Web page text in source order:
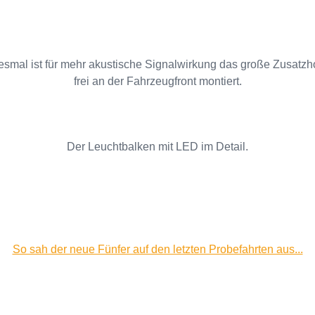
ist für mehr akustische Signalwirkung das große
frei an der Fahrzeugfront montiert.
Der Leuchtbalken mit LED im Detail.
So sah der neue Fünfer auf den letzten Probefahrten aus...